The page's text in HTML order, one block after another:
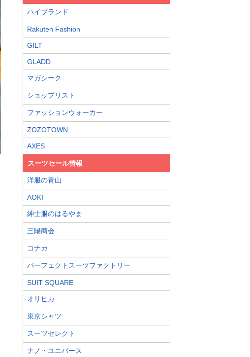
ハイブランド
Rakuten Fashion
GILT
GLADD
マガシーク
ショップリスト
ファッションウォーカー
ZOZOTOWN
AXES
スーツセール情報
洋服の青山
AOKI
紳士服のはるやま
三陽商会
コナカ
パーフェクトスーツファクトリー
SUIT SQUARE
オリヒカ
東京シャツ
スーツセレクト
ナノ・ユニバース